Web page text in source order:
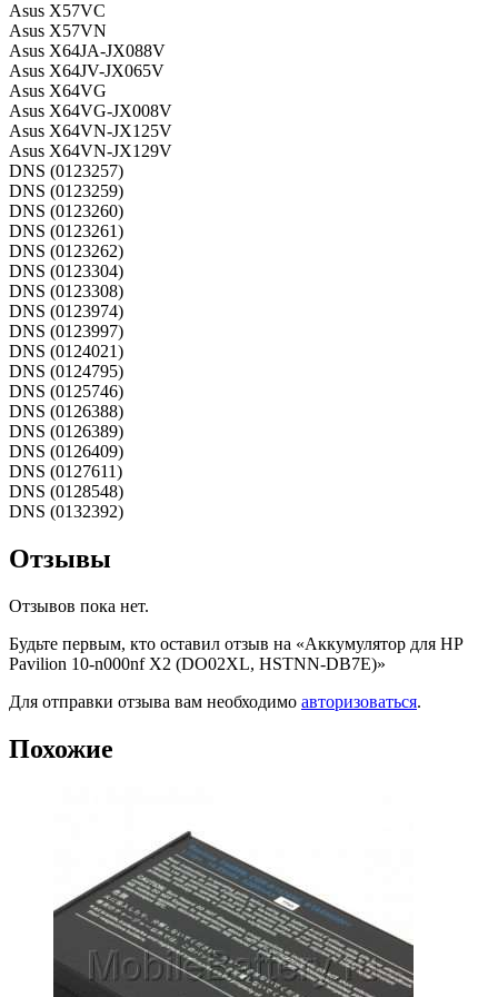
Asus X57VC
Asus X57VN
Asus X64JA-JX088V
Asus X64JV-JX065V
Asus X64VG
Asus X64VG-JX008V
Asus X64VN-JX125V
Asus X64VN-JX129V
DNS (0123257)
DNS (0123259)
DNS (0123260)
DNS (0123261)
DNS (0123262)
DNS (0123304)
DNS (0123308)
DNS (0123974)
DNS (0123997)
DNS (0124021)
DNS (0124795)
DNS (0125746)
DNS (0126388)
DNS (0126389)
DNS (0126409)
DNS (0127611)
DNS (0128548)
DNS (0132392)
Отзывы
Отзывов пока нет.
Будьте первым, кто оставил отзыв на «Аккумулятор для HP
Pavilion 10-n000nf X2 (DO02XL, HSTNN-DB7E)»
Для отправки отзыва вам необходимо авторизоваться.
Похожие